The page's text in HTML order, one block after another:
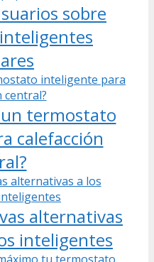
sobre
termostato
calefacción
alternativas
inteligentes